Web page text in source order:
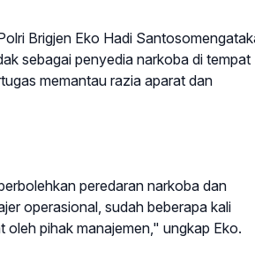
Brigjen Eko Hadi
sebagai penyedia narkoba di tempat
memantau razia aparat dan
peredaran narkoba dan
operasional, sudah beberapa kali
pihak manajemen," ungkap Eko.